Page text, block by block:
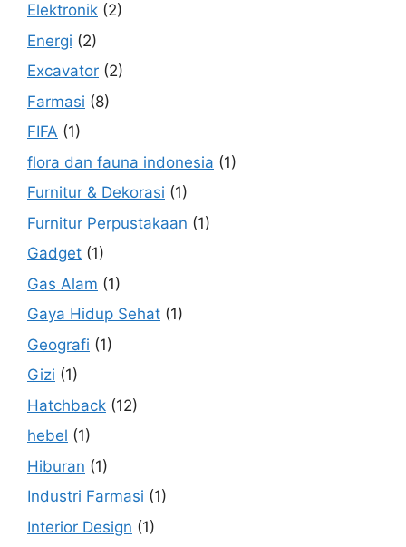
Elektronik (2)
Energi (2)
Excavator (2)
Farmasi (8)
FIFA (1)
flora dan fauna indonesia (1)
Furnitur & Dekorasi (1)
Furnitur Perpustakaan (1)
Gadget (1)
Gas Alam (1)
Gaya Hidup Sehat (1)
Geografi (1)
Gizi (1)
Hatchback (12)
hebel (1)
Hiburan (1)
Industri Farmasi (1)
Interior Design (1)